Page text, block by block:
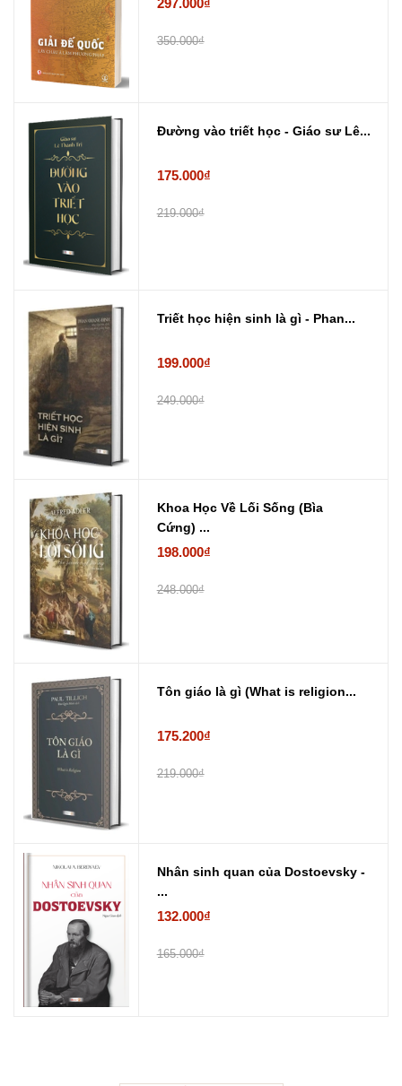
297.000₫
350.000₫
Đường vào triết học - Giáo sư Lê...
175.000₫
219.000₫
Triết học hiện sinh là gì - Phan...
199.000₫
249.000₫
Khoa Học Về Lối Sống (Bìa
Cứng) ...
198.000₫
248.000₫
Tôn giáo là gì (What is religion...
175.200₫
219.000₫
Nhân sinh quan của Dostoevsky -
...
132.000₫
165.000₫